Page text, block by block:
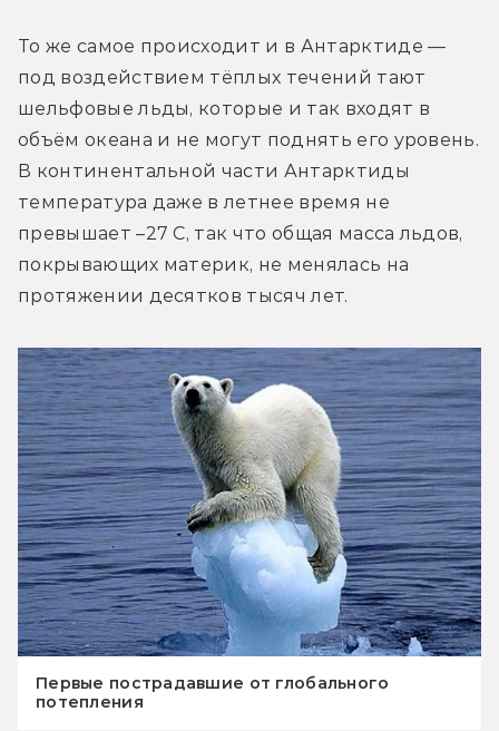
То же самое происходит и в Антарктиде —
под воздействием тёплых течений тают
шельфовые льды, которые и так входят в
объём океана и не могут поднять его уровень.
В континентальной части Антарктиды
температура даже в летнее время не
превышает –27 С, так что общая масса льдов,
покрывающих материк, не менялась на
протяжении десятков тысяч лет.
Первые пострадавшие от глобального
потепления